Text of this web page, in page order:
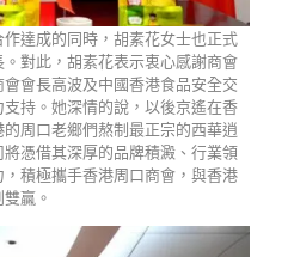
達成的同時，胡素花女士也正式
對此，胡素花表示衷心感謝商會
會長高波及中國香港食品安全交
持。她深情的說，以後京遙在香
周口老鄉們熬制最正宗的西華逍
憑借其深厚的品牌積澱、行業領
積極攜手香港周口商會，與香港
贏。